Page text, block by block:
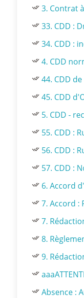
3. Contrat
33. CDD :
34. CDD :
4. CDD
44. CDD
45. CDD
5. CDD -
55. CDD :
56. CDD :
57. CDD :
6. Accord
7. Accord :
7.
8.
9.
Absence :